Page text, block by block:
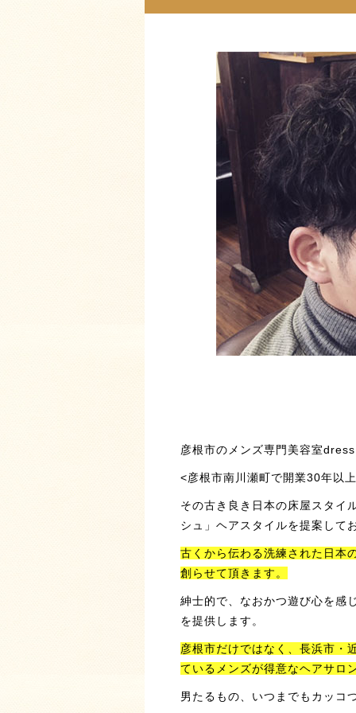
彦根市のメンズ専門美容室
<彦根市南川瀬町で開業30年以
その古き良き日本の床屋スタイ
シュ」ヘアスタイルを提案して
古くから伝わる洗練された日本
創らせて頂きます。
紳士的で、なおかつ遊び心を感
を提供します。
彦根市だけではなく、長浜市・
ているメンズが得意なヘアサロ
男たるもの、いつまでもカッコ